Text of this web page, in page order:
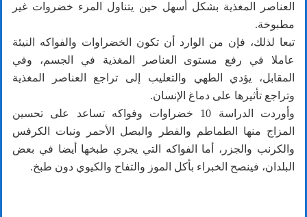
العناصر المغذية بشكل أسهل حين يتناول المرء خضروات غير
مطبوخة.
تبعا لذلك، فإن من الوارد أن تكون الخضراوات والفواكه النيئة
عاملا في رفع مستوى العناصر المغذية في الجسم، وفي
المقابل، يؤدي الطهي والتعليب إلى تراجع العناصر المغذية
وتراجع تأثيرها على دماغ الإنسان.
وأوردت الدراسة 10 خضراوات وفواكه تساعد على تحسين
المزاج منها الطماطم والفطر والبصل الأحمر ونبات الكرفس
والكرنب والجزر، أما الفواكه التي يجري طبخها أيضا في بعض
البلدان، فينصح الخبراء بأكل الموز والتفاح والكيوي دون طبخ.